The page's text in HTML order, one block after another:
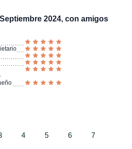
Septiembre 2024, con amigos
4 5 6 7